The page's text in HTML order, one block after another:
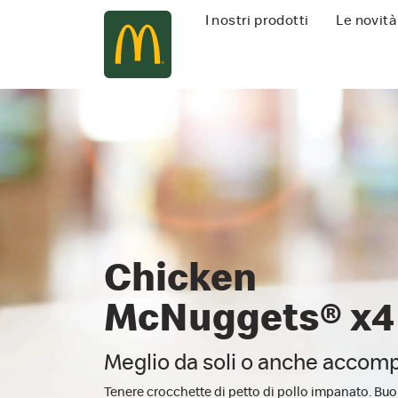
Navigazione
I nostri prodotti Le novità
Chicken
McNuggets® x4
Meglio da soli o anche
Tenere crocchette di petto di pollo impanato.